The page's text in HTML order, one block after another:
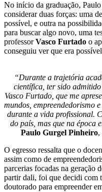
No início da graduação,
considerar duas forças: uma
possível, e outra na
para buscar algo novo, uma
professorVasco Furtado o
conseguiu ver que era
“Durante a trajetória
científica, ter sido
Vasco Furtado, que me
mundos, empreendedorismo
durante a vida profissional.
do país, mas que na época
Paulo Gurgel Pinheiro,
O egresso ressalta que o
assim como de
parcerias focadas na geração
partir dali, foi que decidi com
doutorado para empreender